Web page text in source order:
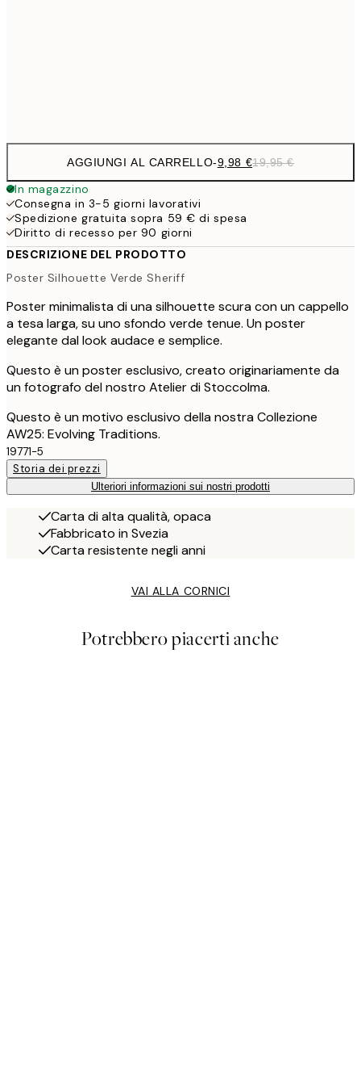
AGGIUNGI AL CARRELLO-9,98 €19,95 €
In magazzino
Consegna in 3-5 giorni lavorativi
Spedizione gratuita sopra 59 € di spesa
Diritto di recesso per 90 giorni
DESCRIZIONE DEL PRODOTTO
Poster Silhouette Verde Sheriff
Poster minimalista di una silhouette scura con un cappello
a tesa larga, su uno sfondo verde tenue. Un poster
elegante dal look audace e semplice.
Questo è un poster esclusivo, creato originariamente da
un fotografo del nostro Atelier di Stoccolma.
Questo è un motivo esclusivo della nostra Collezione
AW25: Evolving Traditions.
19771-5
Storia dei prezzi
Ulteriori informazioni sui nostri prodotti
Carta di alta qualità, opaca
Fabbricato in Svezia
Carta resistente negli anni
VAI ALLA CORNICI
Potrebbero piacerti anche